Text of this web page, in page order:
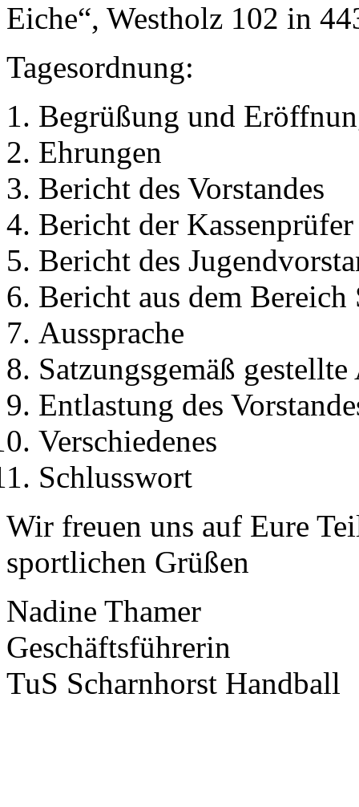
Eiche“, Westholz 102 in
Tagesordnung:
Begrüßung und
Ehrungen
Bericht des Vorstandes
Bericht der Kassenprüfer
Bericht des
Bericht aus dem
Aussprache
Satzungsgemäß
Entlastung des
Verschiedenes
Schlusswort
Wir freuen uns auf Eure
sportlichen Grüßen
Nadine Thamer
Geschäftsführerin
TuS Scharnhorst Handball